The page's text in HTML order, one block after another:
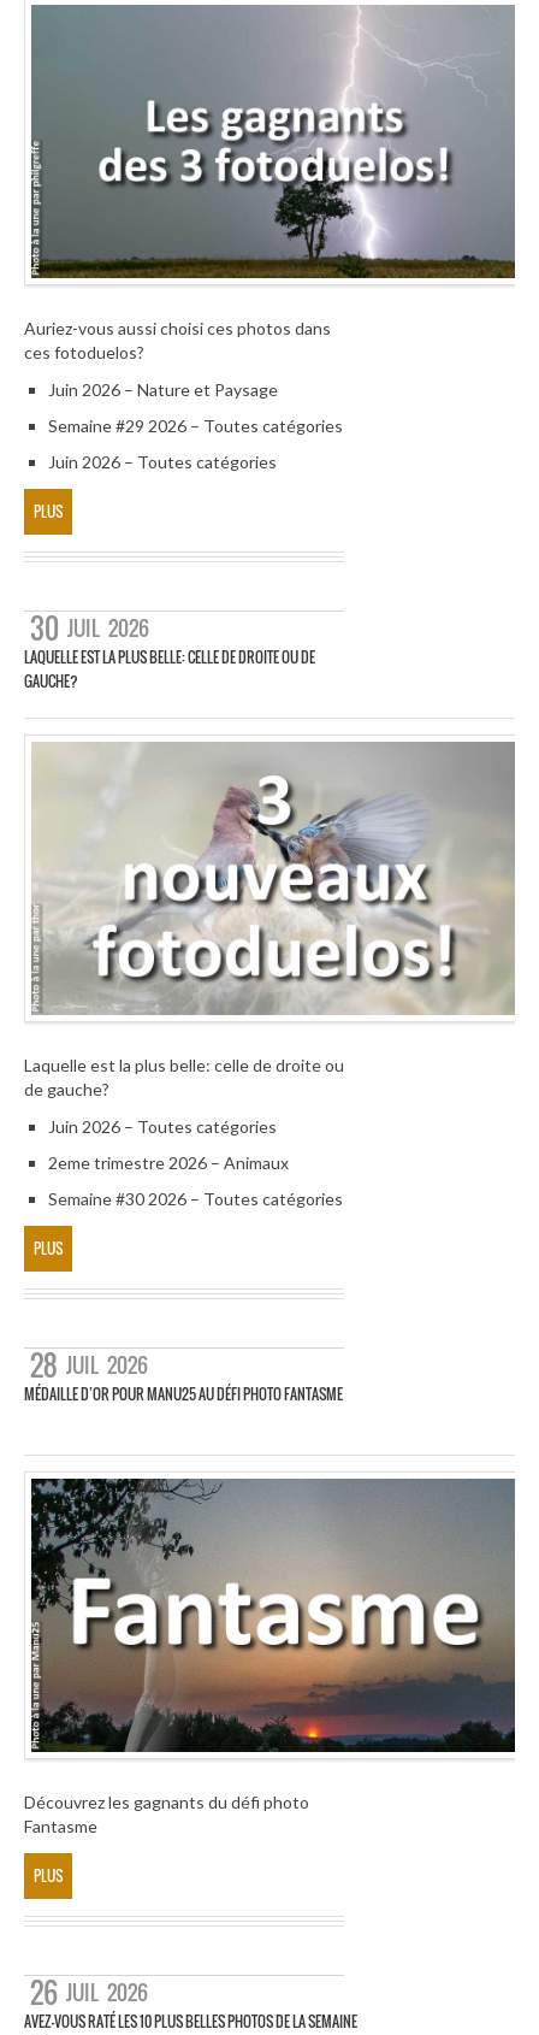
Auriez-vous aussi choisi ces photos dans
ces fotoduelos?
Juin 2026 – Nature et Paysage
Semaine #29 2026 – Toutes catégories
Juin 2026 – Toutes catégories
PLUS
30 JUIL 2026
LAQUELLE EST LA PLUS BELLE: CELLE DE DROITE OU DE
GAUCHE?
Laquelle est la plus belle: celle de droite ou
de gauche?
Juin 2026 – Toutes catégories
2eme trimestre 2026 – Animaux
Semaine #30 2026 – Toutes catégories
PLUS
28 JUIL 2026
MÉDAILLE D’OR POUR MANU25 AU DÉFI PHOTO FANTASME
Découvrez les gagnants du défi photo
Fantasme
PLUS
26 JUIL 2026
AVEZ-VOUS RATÉ LES 10 PLUS BELLES PHOTOS DE LA SEMAINE